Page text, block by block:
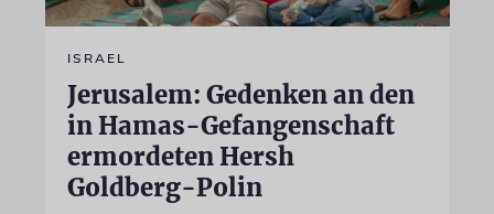
ISRAEL
Jerusalem: Gedenken an den
in Hamas-Gefangenschaft
ermordeten Hersh
Goldberg-Polin